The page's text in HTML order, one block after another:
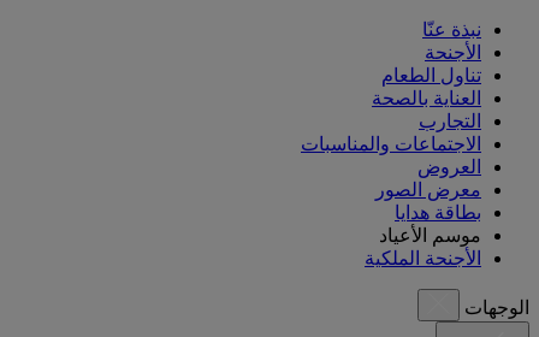
نبذة عنّا
الأجنحة
تناول الطعام
العناية بالصحة
التجارب
الاجتماعات والمناسبات
العروض
معرض الصور
بطاقة هدايا
موسم الأعياد
الأجنحة الملكية
الوجهات